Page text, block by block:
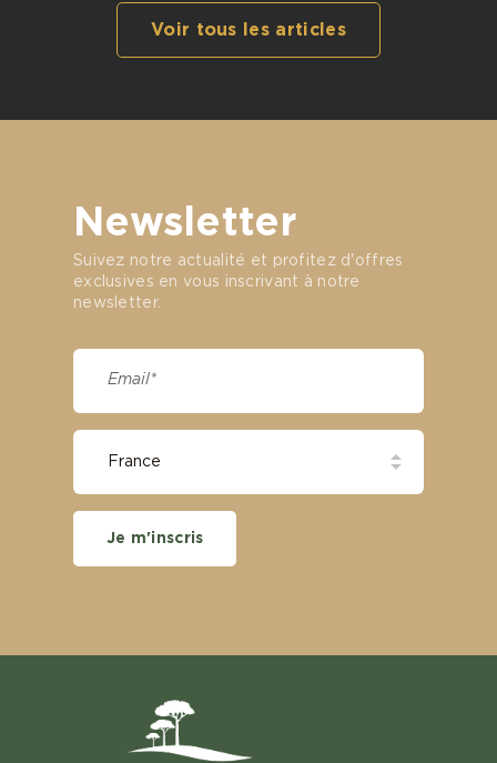
Voir tous les articles
Newsletter
Suivez notre actualité et profitez d'offres
exclusives en vous inscrivant à notre
newsletter.
Je m'inscris